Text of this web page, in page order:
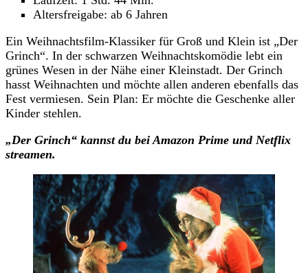
Altersfreigabe: ab 6 Jahren
Ein Weihnachtsfilm-Klassiker für Groß und Klein ist „Der
Grinch“. In der schwarzen Weihnachtskomödie lebt ein
grünes Wesen in der Nähe einer Kleinstadt. Der Grinch
hasst Weihnachten und möchte allen anderen ebenfalls das
Fest vermiesen. Sein Plan: Er möchte die Geschenke aller
Kinder stehlen.
„Der Grinch“ kannst du bei Amazon Prime und Netflix
streamen.